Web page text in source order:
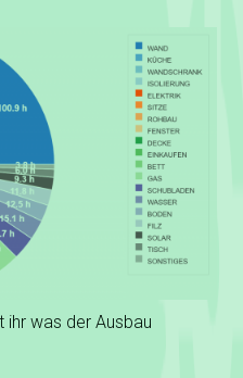
ihr was der Ausbau